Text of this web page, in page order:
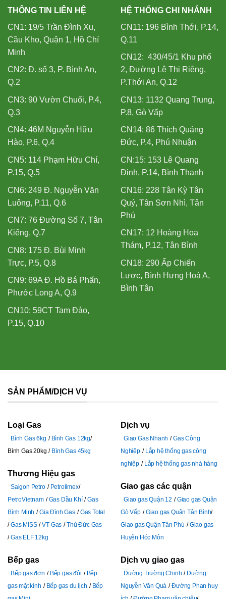
THÔNG TIN LIÊN HỆ
CN1: 19/5 Trần Đình Xu,
Cầu Kho, Quận 1, Hồ Chí
Minh
CN2: Đ. số 3, P. Bình An,
Q.2
CN3: 90 Vườn Chuối, P.4,
Q.3
CN4: 46M Nguyễn Hữu
Hào, P.6, Q.4
CN5: 114 Phạm Hữu Chí,
P.15, Q.5
CN6: 249 Đ. Nguyễn Văn
Luông, P.11, Q.6
CN7: 76 Đường Số 7, Tân
Kiểng, Q.7
CN8: 175 Đ. Bùi Minh
Trực, P.5, Q.8
CN9: 69A Đ. Hồ Bá Phấn,
Phước Long A, Q.9
CN10: 59CT Tam Đảo,
P.15, Q.10
HỆ THỐNG CHI NHÁNH
CN11: 196 Bình Thới, P.14,
Q.11
CN12: 430/45/1 Khu phố
2, Đường Lê Thị Riêng,
P.Thới An, Q.12
CN13: 1132 Quang Trung,
P.8, Gò Vấp
CN14: 86 Thích Quảng
Đức, P.4, Phú Nhuận
CN:15: 153 Lê Quang
Định, P.14, Bình Thạnh
CN16: 228 Tân Kỳ Tân
Quý, Tân Sơn Nhì, Tân
Phú
CN17: 12 Hoàng Hoa
Thám, P.12, Tân Bình
CN18: 290 Ấp Chiến
Lược, Bình Hưng Hoà A,
Bình Tân
SẢN PHẨM/DỊCH VỤ
Loại Gas
Bình Gas 6kg
Bình Gas 12kg
Bình Gas 20kg
Bình Gas 45kg
Thương Hiệu gas
Saigon Petro
Petrolimex
PetroVietnam
Gas Dầu Khí
Gas
Bình Minh
Gia Đình Gas
Gas Total
Gas MISS
VT Gas
Thủ Đức Gas
Gas ELF 12kg
Bếp gas
Bếp gas đơn Bếp gas đôi
Bếp
gas mặt kính
Bếp gas du lịch
Bếp
Dịch vụ
Giao Gas Nhanh
Gas Công
Nghiệp
Lắp hệ thống gas công
nghiệp
Lắp hệ thống gas nhà hàng
Giao gas các quận
Giao gas Quận 12
Giao gas Quận
Gò Vấp
Giao gas Quận Tân Bình
Giao gas Quận Tân Phú
Giao gas
Huyện Hóc Môn
Dịch vụ giao gas
Đường Trường Chinh
Đường
Nguyễn Văn Quá
Đường Phan huy